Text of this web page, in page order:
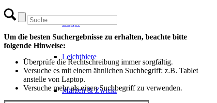
Lager
Leichtbiere
Märzen & Zwickl
Um die besten Suchergebnisse zu erhalten, beachte bitte
folgende Hinweise:
Überprüfe die Rechtschreibung immer sorgfältig.
Versuche es mit einem ähnlichen Suchbegriff: z.B. Tablet
anstelle von Laptop.
Versuche mehr als einen Suchbegriff zu verwenden.